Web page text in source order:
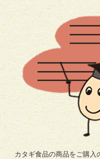
カタギ食品の商品をご購入